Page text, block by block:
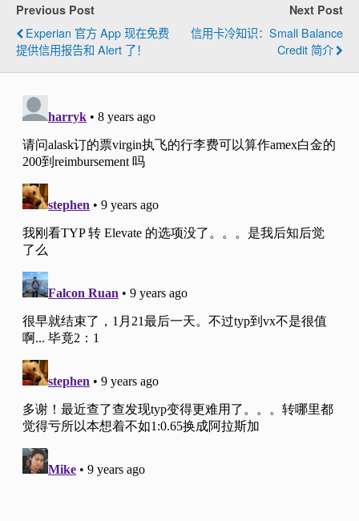
Previous Post
Experian 官方 App 现在免费
提供信用报告和 Alert 了！
Next Post
信用卡冷知识：Small Balance
Credit 简介